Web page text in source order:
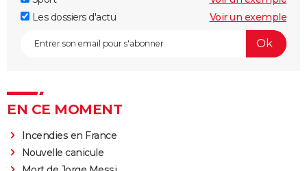
Les dossiers d'actu
Voir un exemple
EN CE MOMENT
Incendies en France
Nouvelle canicule